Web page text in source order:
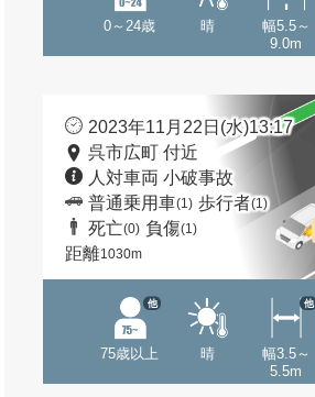
0～24歳 晴
幅5.5～
9.0m
2023年11月22日(水)13:17
呉市広町 付近
人対車両 小破事故
普通乗用車(1) 歩行者(1)
死亡(0) 負傷(1)
距離1030m
75歳以上
他
晴
幅3.5～
5.5m
他